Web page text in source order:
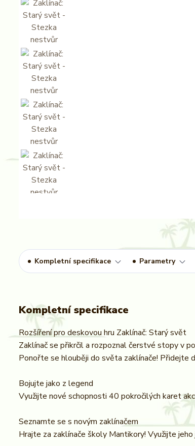
Kompletní specifikace Parametry
Kompletní specifikace
Rozšíření pro deskovou hru Zaklínač: Starý svět
Zaklínač se přikrčil a rozpoznal čerstvé stopy v
Ponořte se hlouběji do světa zaklínače! Přidejte
Bojujte jako z legend
Využijte nové schopnosti 40 pokročilých karet
Seznamte se s novým zaklínačem
Hrajte za zaklínače školy Mantikory! Využijte